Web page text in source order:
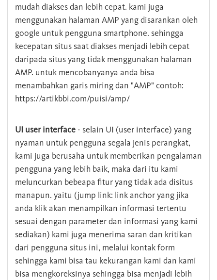
mudah diakses dan lebih cepat. kami juga
menggunakan halaman AMP yang disarankan oleh
google untuk pengguna smartphone. sehingga
kecepatan situs saat diakses menjadi lebih cepat
daripada situs yang tidak menggunakan halaman
AMP. untuk mencobanyanya anda bisa
menambahkan garis miring dan "AMP" contoh:
https://artikbbi.com/puisi/amp/
UI user interface - selain UI (user interface) yang
nyaman untuk pengguna segala jenis perangkat,
kami juga berusaha untuk memberikan pengalaman
pengguna yang lebih baik, maka dari itu kami
meluncurkan bebeapa fitur yang tidak ada disitus
manapun. yaitu (jump link: link anchor yang jika
anda klik akan menampilkan informasi tertentu
sesuai dengan parameter dan informasi yang kami
sediakan) kami juga menerima saran dan kritikan
dari pengguna situs ini, melalui kontak form
sehingga kami bisa tau kekurangan kami dan kami
bisa mengkoreksinya sehingga bisa menjadi lebih